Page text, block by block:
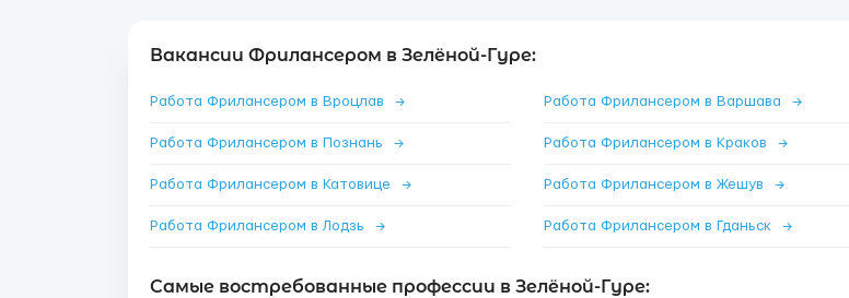
Вакансии Фрилансером в Зелёной-Гуре:
Работа Фрилансером в Вроцлав → Работа Фрилансером в Варшава →
Работа Фрилансером в Познань → Работа Фрилансером в Краков →
Работа Фрилансером в Катовице → Работа Фрилансером в Жешув →
Работа Фрилансером в Лодзь → Работа Фрилансером в Гданьск →
Самые востребованные профессии в Зелёной-Гуре: